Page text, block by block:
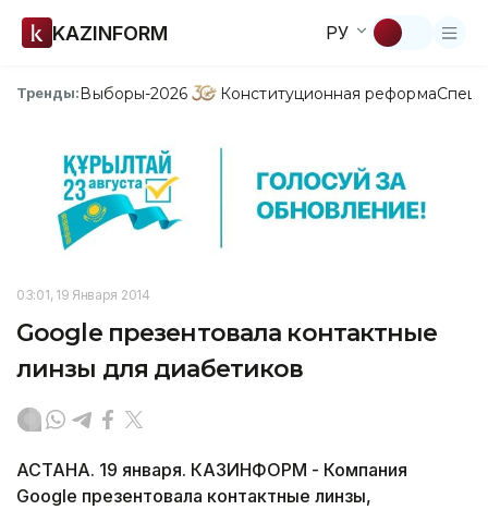
KAZINFORM РУ
Тренды:Выборы-2026 Конституционная реформа
03:01, 19 Января 2014
Google презентовала контактные
линзы для диабетиков
АСТАНА. 19 января. КАЗИНФОРМ - Компания
Google презентовала контактные линзы,